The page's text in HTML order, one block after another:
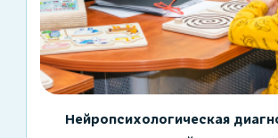
Нейропсихологическая